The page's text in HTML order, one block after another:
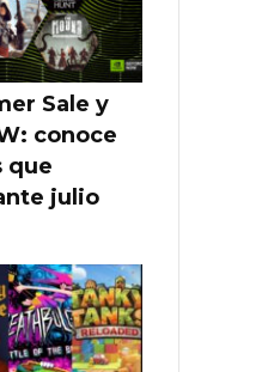
Sale y
conoce
que
julio